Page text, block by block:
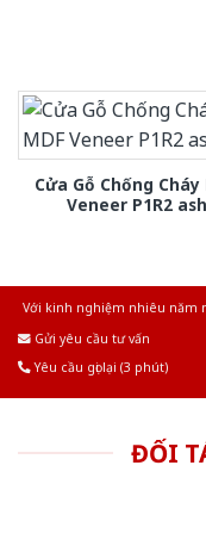
Cửa Gỗ Chống Cháy
Veneer P1R2 ash
Với kinh nghiệm nhiêu năm
Gửi yêu cầu tư vấn
Yêu cầu gọi lại (3 phút)
ĐỐI